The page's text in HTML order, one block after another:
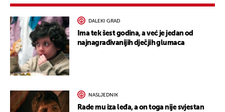
DALEKI GRAD
Ima tek šest godina, a već je jedan od
najnagrađivanijih dječjih glumaca
NASLJEDNIK
Rade mu iza leđa, a on toga nije svjestan